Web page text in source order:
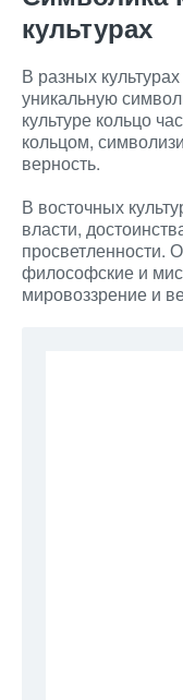
культурах
В разных
уникальную
культуре кольцо
кольцом,
верность.
В восточных
власти,
просветленности.
философские и
мировоззрение и